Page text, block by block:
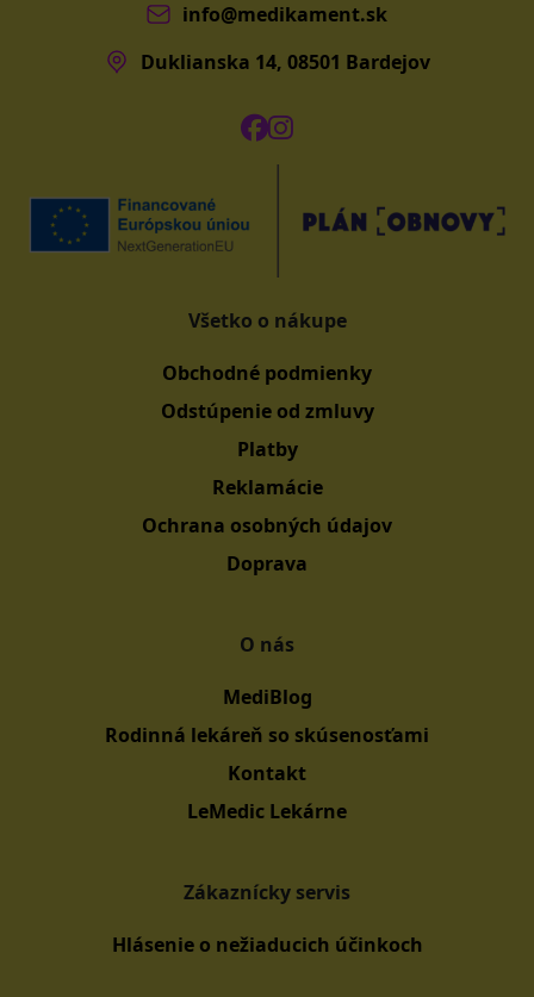
info@medikament.sk
Duklianska 14, 08501 Bardejov
Všetko o nákupe
Obchodné podmienky
Odstúpenie od zmluvy
Platby
Reklamácie
Ochrana osobných údajov
Doprava
O nás
MediBlog
Rodinná lekáreň so skúsenosťami
Kontakt
LeMedic Lekárne
Zákaznícky servis
Hlásenie o nežiaducich účinkoch